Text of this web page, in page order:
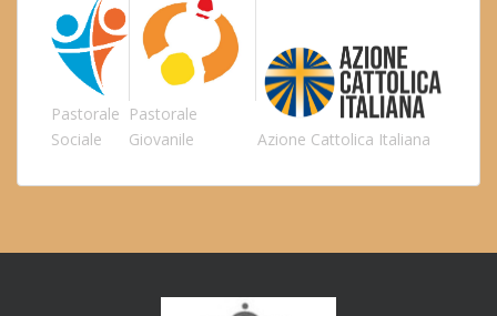
Pastorale
Sociale
Pastorale
Giovanile
Azione Cattolica Italiana